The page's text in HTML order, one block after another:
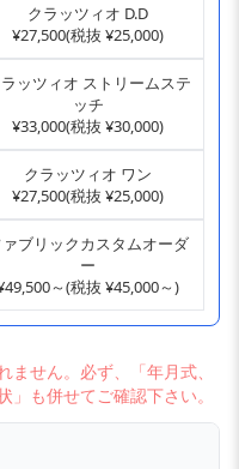
クラッツィオ D.D
¥27,500(税抜 ¥25,000)
ッツィオ ストリームステ
ッチ
¥33,000(税抜 ¥30,000)
クラッツィオ ワン
¥27,500(税抜 ¥25,000)
ァブリックカスタムオーダ
ー
～(税抜 ¥45,000～)
せん。必ず、「年月式、
も併せてご確認下さい。